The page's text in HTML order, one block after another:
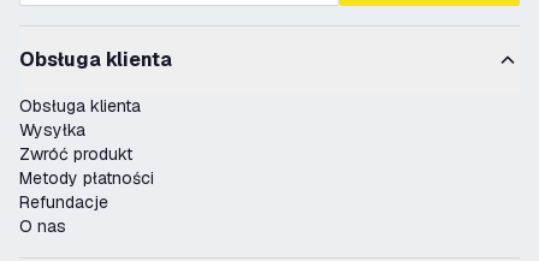
Obsługa klienta
Obsługa klienta
Wysyłka
Zwróć produkt
Metody płatności
Refundacje
O nas